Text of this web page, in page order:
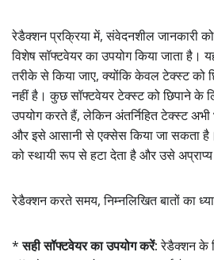
रेडैक्शन प्रक्रिया में, संवेदनशील जानकारी
विशेष सॉफ्टवेयर का उपयोग किया जाता है।
तरीके से किया जाए, क्योंकि केवल टेक्स्ट को
नहीं है। कुछ सॉफ्टवेयर टेक्स्ट को छिपाने के
उपयोग करते हैं, लेकिन अंतर्निहित टेक्स्ट अभी
और इसे आसानी से एक्सेस किया जा सकता
को स्थायी रूप से हटा देता है और उसे अप्राप्य
रेडैक्शन करते समय, निम्नलिखित बातों का
*सही सॉफ्टवेयर का उपयोग करें:रेडैक्शन के